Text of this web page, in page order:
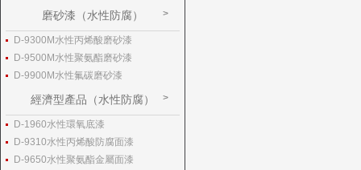
磨砂漆（水性防腐）
D-9300M水性丙烯酸磨砂漆
D-9500M水性聚氨酯磨砂漆
D-9900M水性氟碳磨砂漆
經濟型產品（水性防腐）
D-1960水性環氧底漆
D-9310水性丙烯酸防腐面漆
D-9650水性聚氨酯金屬面漆